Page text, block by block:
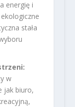
energię i
stała
w
jak biuro,